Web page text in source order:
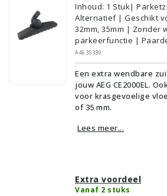
Inhoud: 1 Stuk|
Alternatief | Geschikt
32mm, 35mm | Zonder
parkeerfunctie |
Voor droog gebruik |
verlichting | Zonder
Wessel·Werk |
Plavuizen/Tegels,
A4635330
Een extra wendbare
jouw AEG CE2000EL.
voor krasgevoelige
of 35 mm.
Lees meer...
Extra voordeel
Vanaf 2 stuks